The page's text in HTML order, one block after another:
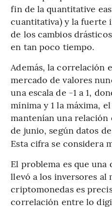
fin de la quantitative
cuantitativa) y la fuerte
de los cambios
en tan poco tiempo.
Además, la correlación
mercado de valores
una escala de -1 a 1,
mínima y 1 la máxima,
mantenían una relación
de junio, según datos de
Esta cifra se considera
El problema es que una
llevó a los inversores al
criptomonedas es
correlación entre lo